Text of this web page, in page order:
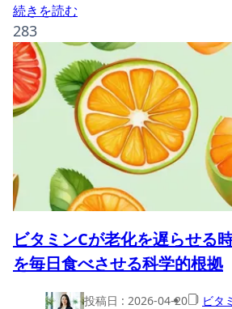
続きを読む
283
ビタミンCが老化を遅らせる
を毎日食べさせる科学的根拠
投稿日 : 2026-04-20 ビタ